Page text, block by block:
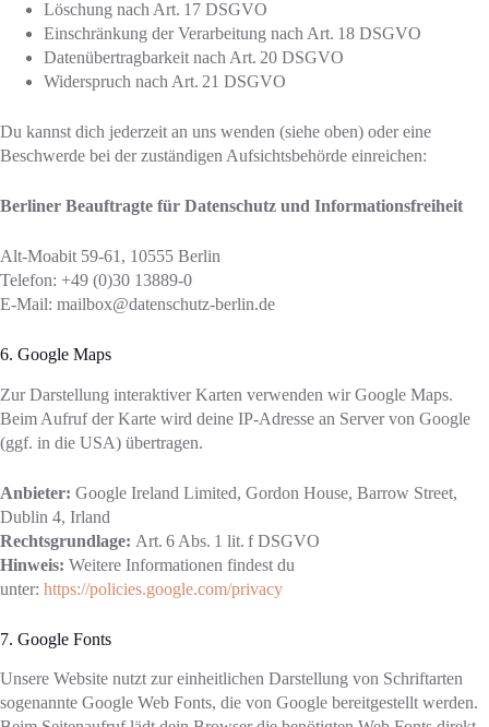
Löschung nach Art. 17 DSGVO
Einschränkung der Verarbeitung nach Art. 18 DSGVO
Datenübertragbarkeit nach Art. 20 DSGVO
Widerspruch nach Art. 21 DSGVO
Du kannst dich jederzeit an uns wenden (siehe oben) oder eine
Beschwerde bei der zuständigen Aufsichtsbehörde einreichen:
Berliner Beauftragte für Datenschutz und Informationsfreiheit
Alt-Moabit 59-61, 10555 Berlin
Telefon: +49 (0)30 13889-0
E-Mail: mailbox@datenschutz-berlin.de
6. Google Maps
Zur Darstellung interaktiver Karten verwenden wir Google Maps.
Beim Aufruf der Karte wird deine IP-Adresse an Server von Google
(ggf. in die USA) übertragen.
Anbieter: Google Ireland Limited, Gordon House, Barrow Street,
Dublin 4, Irland
Rechtsgrundlage: Art. 6 Abs. 1 lit. f DSGVO
Hinweis: Weitere Informationen findest du
unter: https://policies.google.com/privacy
7. Google Fonts
Unsere Website nutzt zur einheitlichen Darstellung von Schriftarten
sogenannte Google Web Fonts, die von Google bereitgestellt werden.